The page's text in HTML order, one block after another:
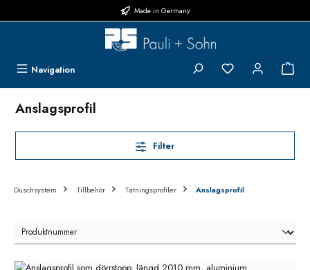
Made in Germany
Navigation Du har 0 objekt i
Anslagsprofil
Filter
Duschsystem Tillbehör Tätningsprofiler Anslagsprofil